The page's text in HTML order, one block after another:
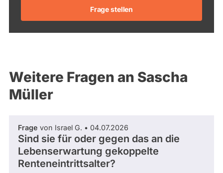
Frage stellen
Weitere Fragen an Sascha
Müller
Frage von Israel G. • 04.07.2026
Sind sie für oder gegen das an die
Lebenserwartung gekoppelte
Renteneintrittsalter?